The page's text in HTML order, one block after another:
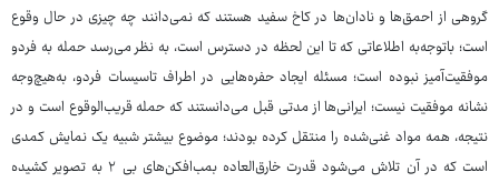
گروهی از احمق‌ها و نادان‌ها در کاخ سفید هستند که نمی‌دانند چه چیزی در حال وقوع
است؛ باتوجه‌به اطلاعاتی که تا این لحظه در دسترس است، به نظر می‌رسد حمله به فردو
موفقیت‌آمیز نبوده است؛ مسئله ایجاد حفره‌هایی در اطراف تاسیسات فردو، به‌هیچ‌وجه
نشانه موفقیت نیست؛ ایرانی‌ها از مدتی قبل می‌دانستند که حمله قریب‌الوقوع است و در
نتیجه، همه مواد غنی‌شده را منتقل کرده بودند؛ موضوع بیشتر شبیه یک نمایش کمدی
است که در آن تلاش می‌شود قدرت خارق‌العاده بمب‌افکن‌های بی ۲ به تصویر کشیده